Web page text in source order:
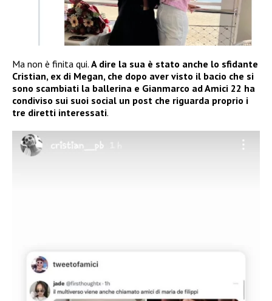
Ma non è finita qui. A dire la sua è stato anche lo sfidante
Cristian, ex di Megan, che dopo aver visto il bacio che si
sono scambiati la ballerina e Gianmarco ad Amici 22 ha
condiviso sui suoi social un post che riguarda proprio i
tre diretti interessati.